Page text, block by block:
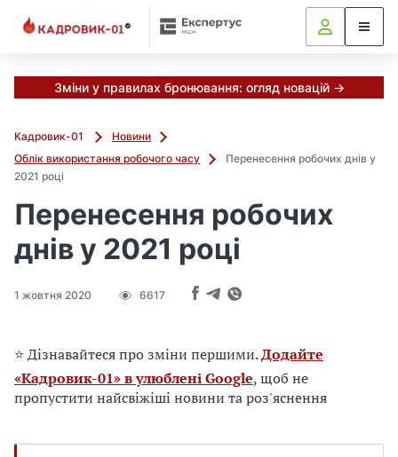
Зміни у правилах бронювання: огляд новацій →
Кадровик-01
Новини
Облік використання робочого часу
Перенесення робочих днів у
2021 році
Перенесення робочих
днів у 2021 році
1 жовтня 2020 6617
⭐ Дізнавайтеся про зміни першими.Додайте
«Кадровик-01» в улюблені Google, щоб не
пропустити найсвіжіші новини та роз'яснення